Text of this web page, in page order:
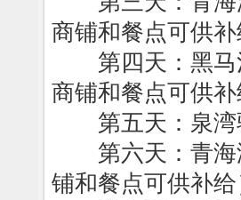
商铺和餐点可供
第四天：黑马
商铺和餐点可供
第五天：泉湾
第六天：青海
铺和餐点可供补